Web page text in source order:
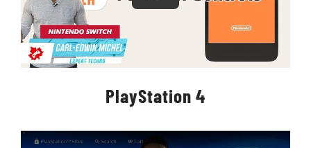
PlayStation 4